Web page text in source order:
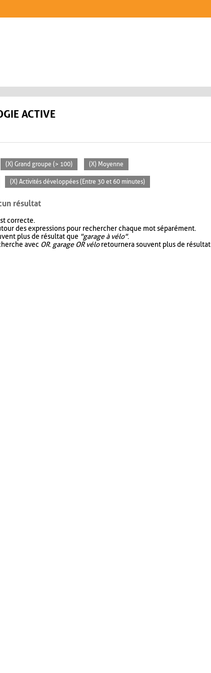
ACTIVE
(X) Grand groupe (> 100) (X) Moyenne
(X) Activités développées (Entre 30 et 60 minutes)
résultat
correcte.
des expressions pour rechercher chaque mot séparément.
plus de résultat que "garage à vélo".
avec OR. garage OR véloretournera souvent plus de résultat